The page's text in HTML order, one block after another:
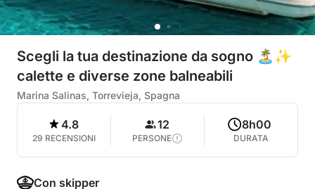
Scegli la tua destinazione da sogno 🏝️✨
calette e diverse zone balneabili
Marina Salinas, Torrevieja, Spagna
4.8
29 RECENSIONI
12
PERSONE
8h00
DURATA
Con skipper